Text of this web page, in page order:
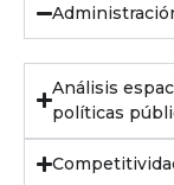
Análisis
políticas